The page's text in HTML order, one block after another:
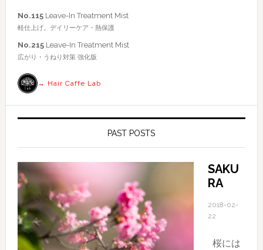
検
す
No.115Leave-In Treatment Mist
軽仕上げ。デイリーケア・熱保護
No.215Leave-In Treatment Mist
広がり・うねり対策 強化版
→ Hair Caffe Lab
PAST POSTS
SAKU
RA
2018-02-
22
桜には